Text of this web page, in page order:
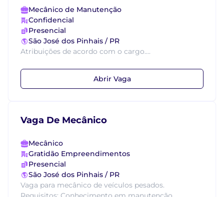
Mecânico de Manutenção
Confidencial
Presencial
São José dos Pinhais / PR
Atribuições de acordo com o cargo....
Abrir Vaga
Vaga De Mecânico
Mecânico
Gratidão Empreendimentos
Presencial
São José dos Pinhais / PR
Vaga para mecânico de veículos pesados.